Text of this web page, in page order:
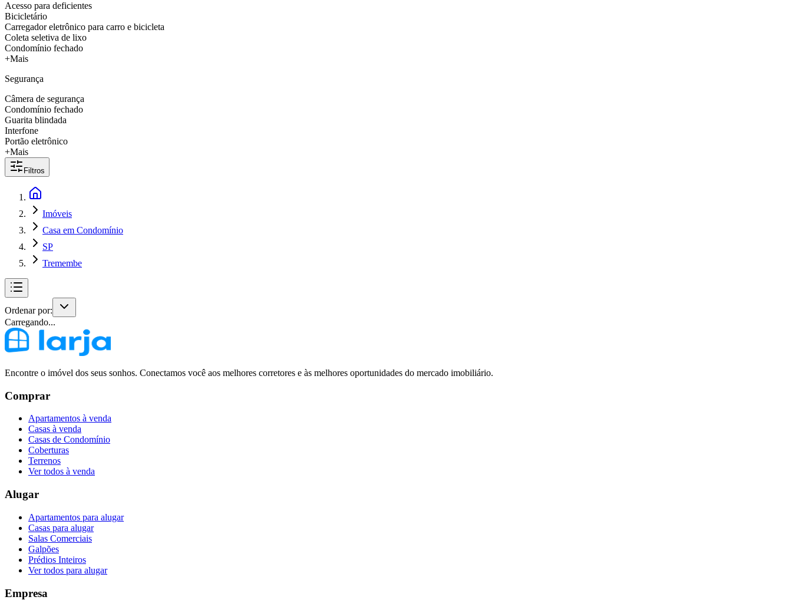
Acesso para deficientes
Bicicletário
Carregador eletrônico para carro e bicicleta
Coleta seletiva de lixo
Condomínio fechado
+Mais
Segurança
Câmera de segurança
Condomínio fechado
Guarita blindada
Interfone
Portão eletrônico
+Mais
Filtros
Imóveis
Casa em Condomínio
SP
Tremembe
Ordenar por:
Carregando...
Encontre o imóvel dos seus sonhos. Conectamos você aos melhores corretores e às melhores oportunidades do mercado imobiliário.
Comprar
Apartamentos à venda
Casas à venda
Casas de Condomínio
Coberturas
Terrenos
Ver todos à venda
Alugar
Apartamentos para alugar
Casas para alugar
Salas Comerciais
Galpões
Prédios Inteiros
Ver todos para alugar
Empresa